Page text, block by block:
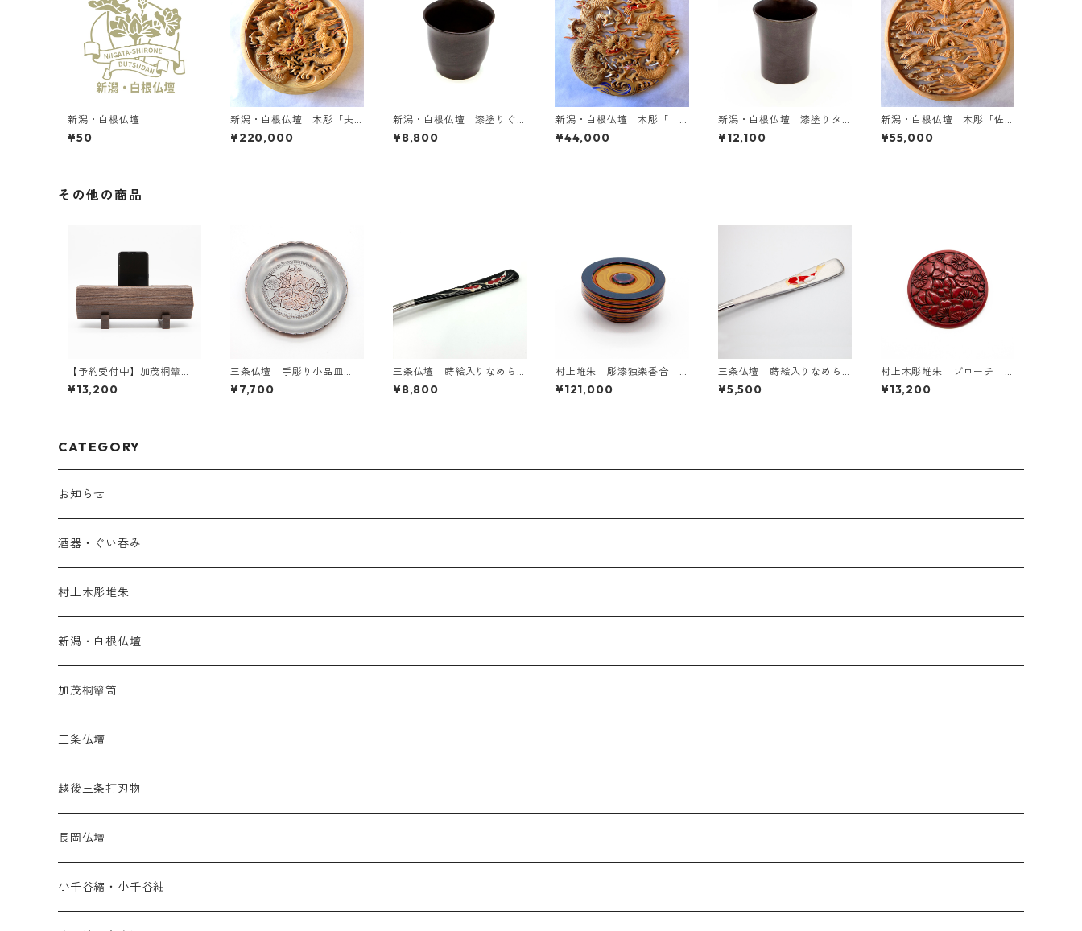
新潟・白根仏壇
¥50
新潟・白根仏壇 木彫「夫
婦龍」｜受注生産
¥220,000
新潟・白根仏壇 漆塗りぐ
いのみ A
¥8,800
新潟・白根仏壇 木彫「二
匹龍」
¥44,000
新潟・白根仏壇 漆塗りタ
ンブラー小
¥12,100
新潟・白根仏壇 木彫「佐
渡の朱鷺」
¥55,000
その他の商品
【予約受付中】加茂桐簞
笥 桐エコスピーカー 組
子付（焼桐 茶）
¥13,200
三条仏壇 手彫り小品皿
（桐箱入）絵柄10種あり
¥7,700
三条仏壇 蒔絵入りなめら
かカレースプーン1本（黒塗
り）2匹の錦鯉
¥8,800
村上堆朱 彫漆独楽香合
（色違い3種あり）
¥121,000
三条仏壇 蒔絵入りなめら
かカレースプーン1本（艶消
し）絵柄2種あり
¥5,500
村上木彫堆朱 ブローチ
桜 上彫
¥13,200
CATEGORY
お知らせ
酒器・ぐい呑み
村上木彫堆朱
新潟・白根仏壇
加茂桐簞笥
三条仏壇
越後三条打刃物
長岡仏壇
小千谷縮・小千谷紬